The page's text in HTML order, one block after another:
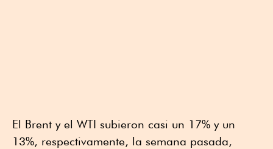
El Brent y el WTI subieron casi un 17% y un
13%, respectivamente, la semana pasada,